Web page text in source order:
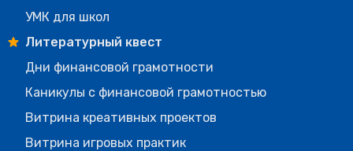
УМК для школ
Литературный квест
Дни финансовой грамотности
Каникулы с финансовой грамотностью
Витрина креативных проектов
Витрина игровых практик